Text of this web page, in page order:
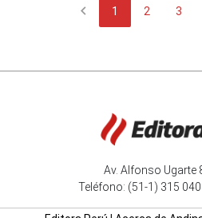
chevron_left 1 2 3
Av. Alfonso Ugarte
Teléfono: (51-1) 315